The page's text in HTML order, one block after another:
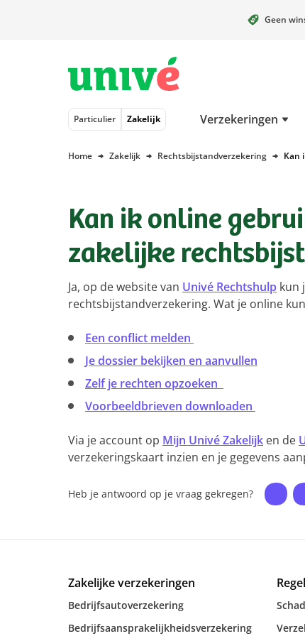
Geen
Particulier Zakelijk Verzekeringen
Home Zakelijk Rechtsbijstandverzekering Kan
Kan ik online
zakelijke
Ja, op de website van Univé Rechtshulp kun
rechtsbijstandverzekering. Wat je online
Een conflict melden
Je dossier bekijken en aanvullen
Zelf je rechten opzoeken
Voorbeeldbrieven downloaden
Via je account op Mijn Univé Zakelijk en de
verzekeringskaart inzien en je gegevens
Heb je antwoord op je vraag gekregen?
Zakelijke verzekeringen
Bedrijfsautoverzekering
Bedrijfsaansprakelijkheidsverzekering